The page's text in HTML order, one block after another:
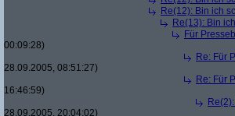
Re(12): Bin ich
Re(13): Bin
Für
00:09:28)
Re: Für
28.09.2005, 08:51:27)
Re: Für
16:46:59)
28.09.2005, 20:04:02)